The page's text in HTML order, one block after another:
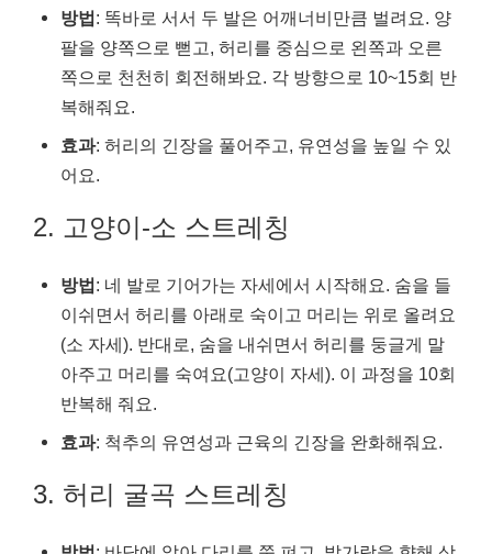
방법: 똑바로 서서 두 발은 어깨너비만큼 벌려요. 양
팔을 양쪽으로 뻗고, 허리를 중심으로 왼쪽과 오른
쪽으로 천천히 회전해봐요. 각 방향으로 10~15회 반
복해줘요.
효과: 허리의 긴장을 풀어주고, 유연성을 높일 수 있
어요.
2. 고양이-소 스트레칭
방법: 네 발로 기어가는 자세에서 시작해요. 숨을 들
이쉬면서 허리를 아래로 숙이고 머리는 위로 올려요
(소 자세). 반대로, 숨을 내쉬면서 허리를 둥글게 말
아주고 머리를 숙여요(고양이 자세). 이 과정을 10회
반복해 줘요.
효과: 척추의 유연성과 근육의 긴장을 완화해줘요.
3. 허리 굴곡 스트레칭